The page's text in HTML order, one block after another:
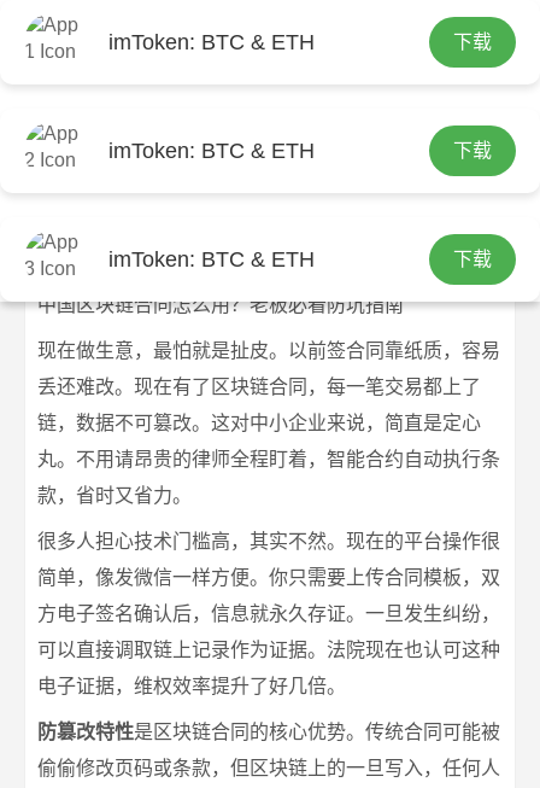
imToken: BTC & ETH 下载
imToken: BTC & ETH 下载
imToken: BTC & ETH 下载
首页
中国区块链合同怎么用？老板必看防坑
指南
中国区块链合同怎么用？老板必看防坑指南
现在做生意，最怕就是扯皮。以前签合同靠纸质，容易
丢还难改。现在有了区块链合同，每一笔交易都上了
链，数据不可篡改。这对中小企业来说，简直是定心
丸。不用请昂贵的律师全程盯着，智能合约自动执行条
款，省时又省力。
很多人担心技术门槛高，其实不然。现在的平台操作很
简单，像发微信一样方便。你只需要上传合同模板，双
方电子签名确认后，信息就永久存证。一旦发生纠纷，
可以直接调取链上记录作为证据。法院现在也认可这种
电子证据，维权效率提升了好几倍。
防篡改特性是区块链合同的核心优势。传统合同可能被
偷偷修改页码或条款，但区块链上的一旦写入，任何人